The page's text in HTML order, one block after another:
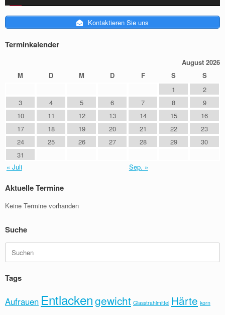
[do_widget_area wp_inactive_widgets]
[do_widget id="block-2"]
Kontaktieren Sie uns
Terminkalender
August 2026
M
D M D F S
S
1
2
3
4 5 6 7 8
9
10
11 12 13 14 15
16
17
18 19 20 21 22
23
24
25 26 27 28 29
30
31
« Juli
Sep. »
Aktuelle Termine
Keine Termine vorhanden
Suche
nach:
Tags
Aufrauen Entlackengewicht Glasstrahlmittel Härte korn